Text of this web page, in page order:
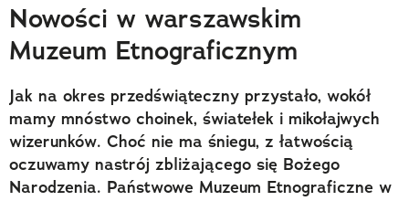
Trendbook Podróżniczy
Polecane
Nowości w warszawskim
Muzeum Etnograficznym
Jak na okres przedświąteczny przystało, wokół
mamy mnóstwo choinek, światełek i mikołajwych
wizerunków. Choć nie ma śniegu, z łatwością
oczuwamy nastrój zbliżającego się Bożego
Narodzenia. Państwowe Muzeum Etnograficzne w